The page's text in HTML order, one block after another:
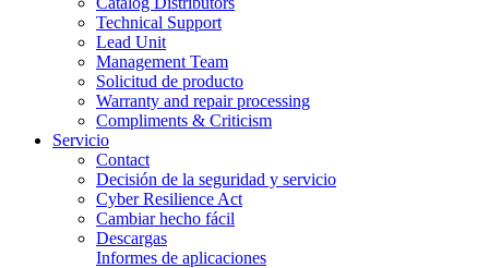
Technical Support
Lead Unit
Management Team
Solicitud de producto
Warranty and repair processing
Compliments & Criticism
Servicio
Contact
Decisión de la seguridad y servicio
Cyber Resilience Act
Cambiar hecho fácil
Descargas
Informes de aplicaciones